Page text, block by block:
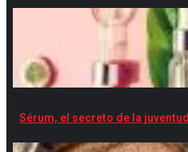
Sérum, el secreto de la juventud